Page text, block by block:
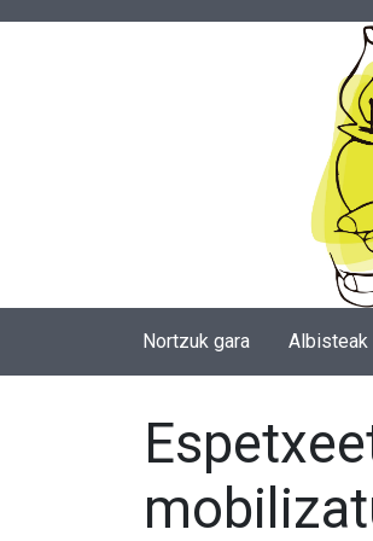
Nortzuk gara Albisteak